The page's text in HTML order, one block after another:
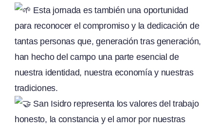
Esta jornada es también una oportunidad
para reconocer el compromiso y la dedicación de
tantas personas que, generación tras generación,
han hecho del campo una parte esencial de
nuestra identidad, nuestra economía y nuestras
tradiciones.
San Isidro representa los valores del trabajo
honesto, la constancia y el amor por nuestras